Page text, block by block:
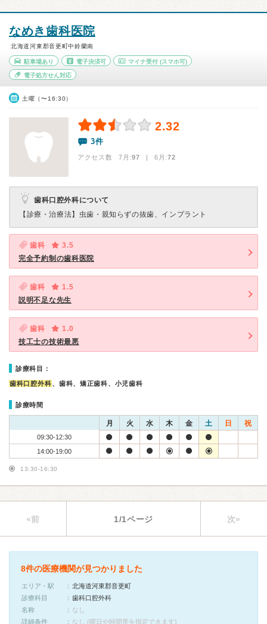
なめき歯科医院
北海道河東郡音更町中鈴蘭南
駐車場あり 電子決済可 マイナ受付 (スマホ可)
電子処方せん対応
土曜（〜16:30）
2.32
3件
アクセス数 7月:97 | 6月:72
歯科口腔外科について
【診療・治療法】 虫歯・親知らずの抜歯、インプラント
歯科
3.5
完全予約制の歯科医院
歯科
1.5
説明不足な先生
歯科
1.0
技工士の技術最悪
診療科目：
歯科口腔外科、歯科、矯正歯科、小児歯科
診療時間
月 火 水 木 金 土 日 祝
09:30-12:30
14:00-19:00
13:30-16:30
«前 1/1ページ 次»
8件の医療機関が見つかりました
エリア・駅
北海道河東郡音更町
診療科目
歯科口腔外科
名称
なし
詳細条件
なし (曜日や時間帯を指定できます)